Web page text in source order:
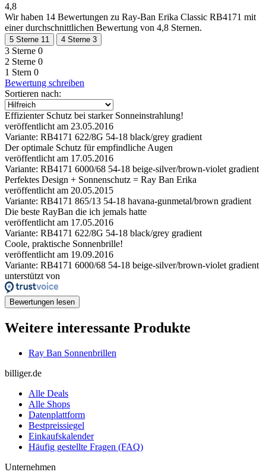
4,8
Wir haben 14 Bewertungen zu Ray-Ban Erika Classic RB4171 mit
einer durchschnittlichen Bewertung von 4,8 Sternen.
5 Sterne 11 4 Sterne 3
3 Sterne 0
2 Sterne 0
1 Stern 0
Bewertung schreiben
Sortieren nach:
Effizienter Schutz bei starker Sonneinstrahlung!
veröffentlicht am 23.05.2016
Variante: RB4171 622/8G 54-18 black/grey gradient
Der optimale Schutz für empfindliche Augen
veröffentlicht am 17.05.2016
Variante: RB4171 6000/68 54-18 beige-silver/brown-violet gradient
Perfektes Design + Sonnenschutz = Ray Ban Erika
veröffentlicht am 20.05.2015
Variante: RB4171 865/13 54-18 havana-gunmetal/brown gradient
Die beste RayBan die ich jemals hatte
veröffentlicht am 17.05.2016
Variante: RB4171 622/8G 54-18 black/grey gradient
Coole, praktische Sonnenbrille!
veröffentlicht am 19.09.2016
Variante: RB4171 6000/68 54-18 beige-silver/brown-violet gradient
unterstützt von
Bewertungen lesen
Weitere interessante Produkte
Ray Ban Sonnenbrillen
billiger.de
Alle Deals
Alle Shops
Datenplattform
Bestpreissiegel
Einkaufskalender
Häufig gestellte Fragen (FAQ)
Unternehmen